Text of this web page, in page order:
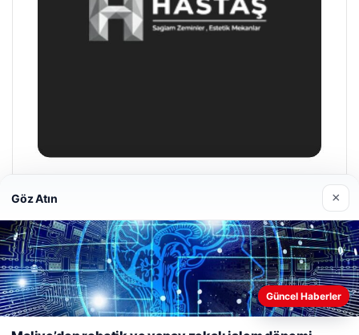
Hastaş Beton
Web sitemizi nasıl kullandığınızı daha iyi anlayabilmek,
deneyiminizi kişiselleştirmek ve geliştirmek amacıyla çerezler
Göz Atın ×
Güncel Haberler